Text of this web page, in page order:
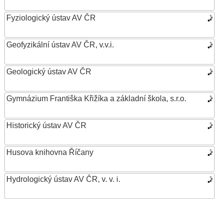
Fyziologický ústav AV ČR
Geofyzikální ústav AV ČR, v.v.i.
Geologický ústav AV ČR
Gymnázium Františka Křižíka a základní škola, s.r.o.
Historický ústav AV ČR
Husova knihovna Říčany
Hydrologický ústav AV ČR, v. v. i.